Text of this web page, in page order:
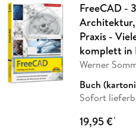
FreeCAD -
Architektur,
Praxis -
komplett in
Werner
Buch
Sofort
19,95 €*